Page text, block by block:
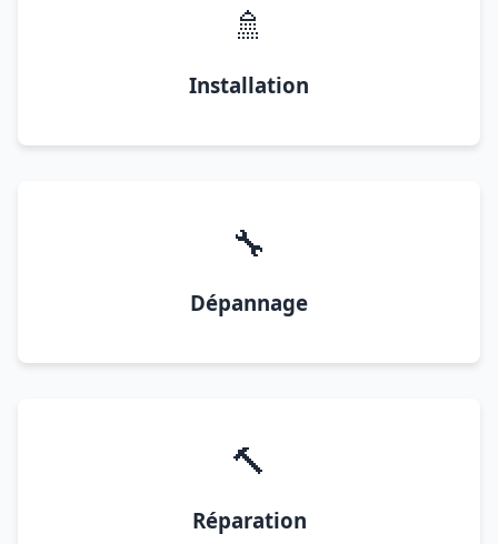
🚿
Installation
🔧
Dépannage
🔨
Réparation